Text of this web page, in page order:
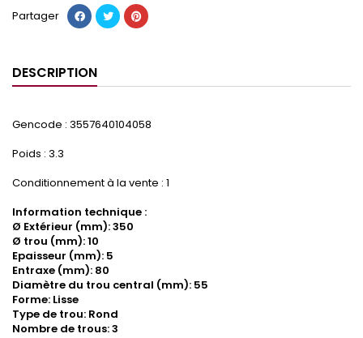
Partager
DESCRIPTION
Gencode : 3557640104058
Poids : 3.3
Conditionnement à la vente : 1
Information technique :
Ø Extérieur (mm): 350
Ø trou (mm): 10
Epaisseur (mm): 5
Entraxe (mm): 80
Diamètre du trou central (mm): 55
Forme: Lisse
Type de trou: Rond
Nombre de trous: 3